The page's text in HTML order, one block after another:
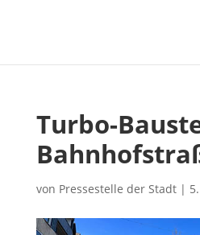
Turbo-
von Pressestelle der Stadt|